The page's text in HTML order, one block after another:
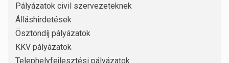
Pályázatok civil szervezeteknek
Álláshirdetések
Ösztöndíj pályázatok
KKV pályázatok
Telephelyfejlesztési pályázatok